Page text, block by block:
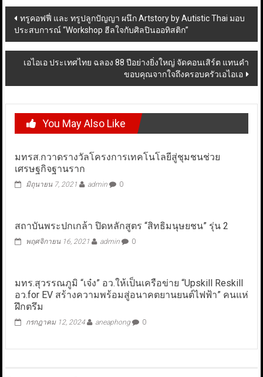
Post
navigation
ทรูคอฟฟี่ และ ทรูปลูกปัญญา ผนึก Artstory by Autistic Thai มอบ
ประสบการณ์ “Workshop ฮีลใจกับศิลปินออทิสติก”
เอไอเอ ประเทศไทย ฉลอง 88 ปีอย่างยิ่งใหญ่ จัดคอนเสิร์ต แทนคำ
ขอบคุณจากใจถึงครอบครัวเอไอเอ
You May Also Like
มทรส.กวาดรางวัลโครงการเทคโนโลยีสู่ชุมชนช่วย
เศรษฐกิจฐานราก
มิถุนายน 7, 2021 admin 0
สถาบันพระปกเกล้า ปิดหลักสูตร “สิทธิมนุษยชน” รุ่น 2
พฤศจิกายน 16, 2021 admin 0
มทร.สุวรรณภูมิ “เจ๋ง” อว.ให้เป็นเครือข่าย “Upskill Reskill
อว.for EV สร้างความพร้อมสู่อนาคตยานยนต์ไฟฟ้า” คนแห่
ฝึกตรึม
กรกฎาคม 12, 2024 aneaphong 0